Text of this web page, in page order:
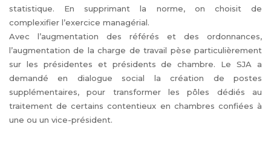
statistique. En supprimant la norme, on choisit de
complexifier l’exercice managérial.
Avec l’augmentation des référés et des ordonnances,
l’augmentation de la charge de travail pèse particulièrement
sur les présidentes et présidents de chambre. Le SJA a
demandé en dialogue social la création de postes
supplémentaires, pour transformer les pôles dédiés au
traitement de certains contentieux en chambres confiées à
une ou un vice-président.